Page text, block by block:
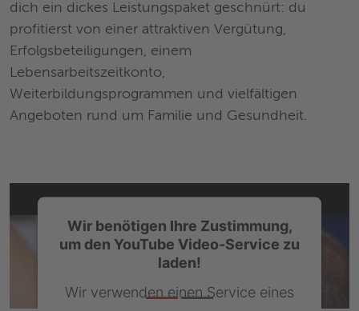
dich ein dickes Leistungspaket geschnürt: du
profitierst von einer attraktiven Vergütung,
Erfolgsbeteiligungen, einem
Lebensarbeitszeitkonto,
Weiterbildungsprogrammen und vielfältigen
Angeboten rund um Familie und Gesundheit.
Wir benötigen Ihre Zustimmung,
um den YouTube Video-Service zu
laden!
Wir verwenden einen Service eines